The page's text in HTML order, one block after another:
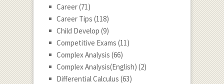
Career(71)
Career Tips (118)
Child Develop (9)
Competitive Exams (11)
Complex Analysis (66)
Complex Analysis(English) (2)
Differential Calculus (63)